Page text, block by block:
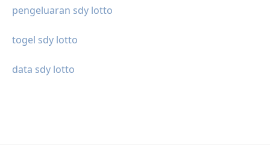
pengeluaran sdy lotto
togel sdy lotto
data sdy lotto